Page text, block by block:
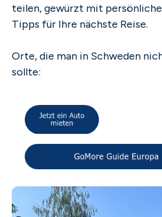
teilen, gewürzt mit
Tipps für Ihre nächste Reise.
Orte, die man in Schweden
sollte: